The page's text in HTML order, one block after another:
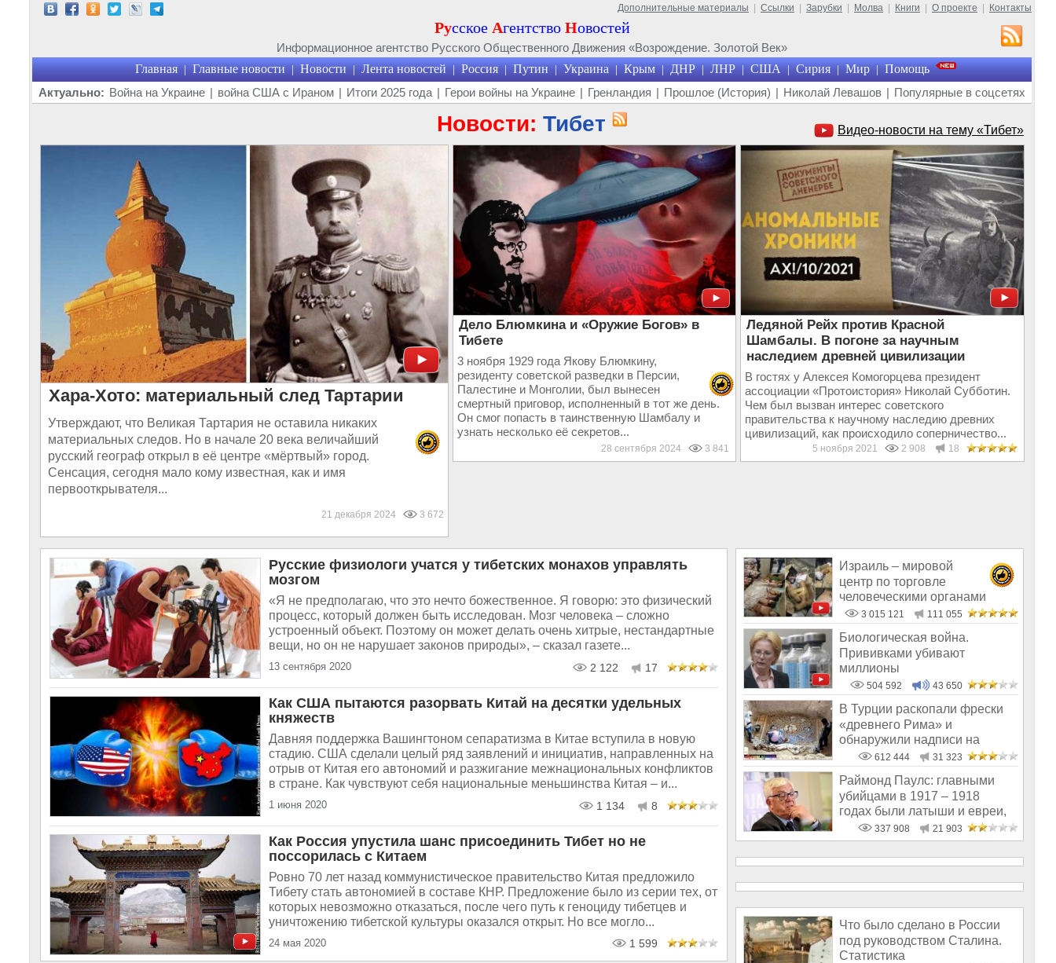
Дополнительные материалы Ссылки Зарубки Молва Книги О проекте Контакты
Русское Агентство Новостей
Информационное агентство Русского Общественного Движения «Возрождение. Золотой Век»
Главная | Главные новости | Новости | Лента новостей | Россия | Путин | Украина | Крым | ДНР | ЛНР | США | Сирия | Мир | Помощь
Актуально: Война на Украине | война США с Ираном | Итоги 2025 года | Герои войны на Украине | Гренландия | Прошлое (История) | Николай Левашов | Популярные в соцсетях
Новости: Тибет Видео-новости на тему «Тибет»
Хара-Хото: материальный след Тартарии
Утверждают, что Великая Тартария не оставила никаких
материальных следов. Но в начале 20 века величайший
русский географ открыл в её центре «мёртвый» город.
Сенсация, сегодня мало кому известная, как и имя
первооткрывателя...
21 декабря 2024 3 672
Дело Блюмкина и «Оружие Богов» в
Тибете
3 ноября 1929 года Якову Блюмкину,
резиденту советской разведки в Персии,
Палестине и Монголии, был вынесен
смертный приговор, исполненный в тот же день.
Он смог попасть в таинственную Шамбалу и
узнать несколько её секретов...
28 сентября 2024 3 841
Ледяной Рейх против Красной
Шамбалы. В погоне за научным
наследием древней цивилизации
В гостях у Алексея Комогорцева президент
ассоциации «Протоистория» Николай Субботин.
Чем был вызван интерес советского
правительства к научному наследию древних
цивилизаций, как происходило соперничество...
5 ноября 2021 2 908 18
Русские физиологи учатся у тибетских монахов управлять
мозгом
«Я не предполагаю, что это нечто божественное. Я говорю: это физический
процесс, который должен быть исследован. Мозг человека – сложно
устроенный объект. Поэтому он может делать очень хитрые, нестандартные
вещи, но он не нарушает законов природы», – сказал газете...
13 сентября 2020 2 122 17
Как США пытаются разорвать Китай на десятки удельных
княжеств
Давняя поддержка Вашингтоном сепаратизма в Китае вступила в новую
стадию. США сделали целый ряд заявлений и инициатив, направленных на
отрыв от Китая его автономий и разжигание межнациональных конфликтов
в стране. Как чувствуют себя национальные меньшинства Китая – и...
1 июня 2020 1 134 8
Как Россия упустила шанс присоединить Тибет но не
поссорилась с Китаем
Ровно 70 лет назад коммунистическое правительство Китая предложило
Тибету стать автономией в составе КНР. Предложение было из серии тех, от
которых невозможно отказаться, после чего путь к геноциду тибетцев и
уничтожению тибетской культуры оказался открыт. Но все могло...
24 мая 2020 1 599
Израиль – мировой
центр по торговле
человеческими органами
3 015 121 111 055
Биологическая война.
Прививками убивают
миллионы
504 592 43 650
В Турции раскопали фрески
«древнего Рима» и
обнаружили надписи на
Русском!612 444 31 323
Раймонд Паулс: главными
убийцами в 1917 – 1918
годах были латыши и евреи,
а не русс337 908 21 903
Что было сделано в России
под руководством Сталина.
Статистика